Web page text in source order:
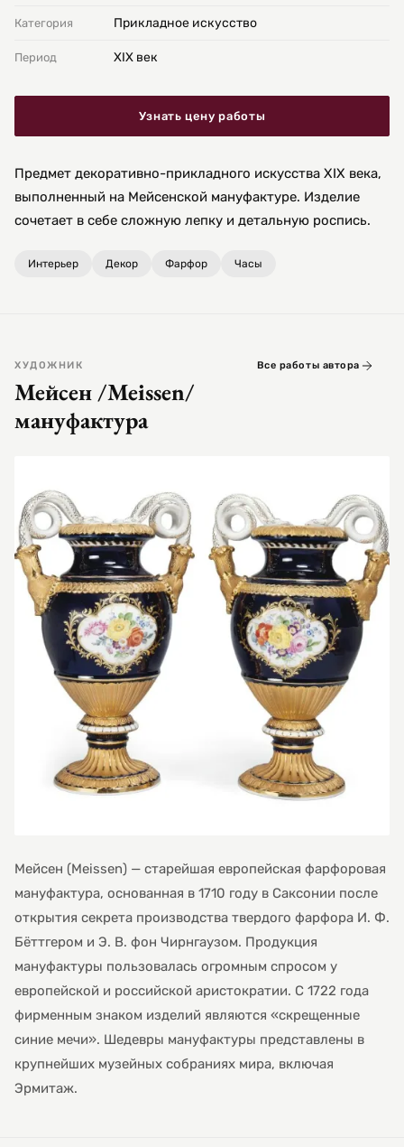
Категория Прикладное искусство
Период XIX век
Узнать цену работы
Предмет декоративно-прикладного искусства XIX века,
выполненный на Мейсенской мануфактуре. Изделие
сочетает в себе сложную лепку и детальную роспись.
Интерьер Декор Фарфор Часы
ХУДОЖНИК
Мейсен /Meissen/
мануфактура
Все работы автора
Мейсен (Meissen) — старейшая европейская фарфоровая
мануфактура, основанная в 1710 году в Саксонии после
открытия секрета производства твердого фарфора И. Ф.
Бёттгером и Э. В. фон Чирнгаузом. Продукция
мануфактуры пользовалась огромным спросом у
европейской и российской аристократии. С 1722 года
фирменным знаком изделий являются «скрещенные
синие мечи». Шедевры мануфактуры представлены в
крупнейших музейных собраниях мира, включая
Эрмитаж.